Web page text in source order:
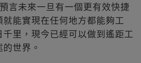
言未來一旦有一個更有效快捷
能實現在任何地方都能夠工
里，現今已經可以做到遙距工
世界。